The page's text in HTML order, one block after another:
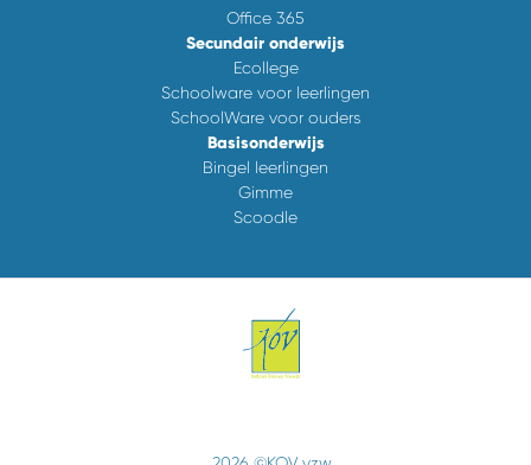
Office 365
Secundair onderwijs
Ecollege
Schoolware voor leerlingen
SchoolWare voor ouders
Basisonderwijs
Bingel leerlingen
Gimme
Scoodle